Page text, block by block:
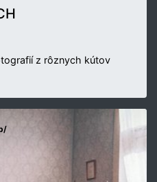
z rôznych kútov